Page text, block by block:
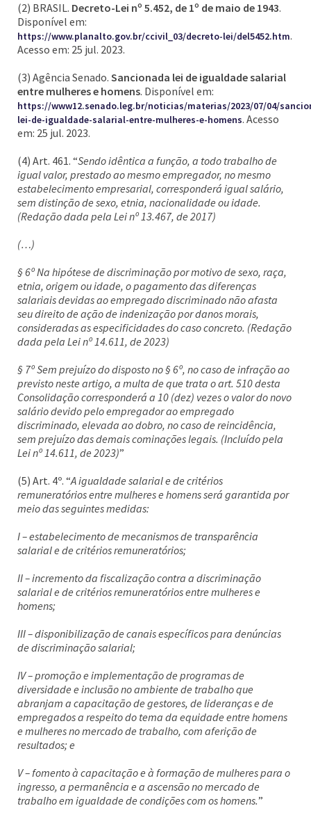
(2) BRASIL. Decreto-Lei nº 5.452, de 1º de maio de 1943.
Disponível em:
https://www.planalto.gov.br/ccivil_03/decreto-lei/del5452.htm.
Acesso em: 25 jul. 2023.
(3) Agência Senado. Sancionada lei de igualdade salarial
entre mulheres e homens. Disponível em:
https://www12.senado.leg.br/noticias/materias/2023/07/04/
lei-de-igualdade-salarial-entre-mulheres-e-homens. Acesso
em: 25 jul. 2023.
(4) Art. 461. “Sendo idêntica a função, a todo trabalho de
igual valor, prestado ao mesmo empregador, no mesmo
estabelecimento empresarial, corresponderá igual salário,
sem distinção de sexo, etnia, nacionalidade ou idade.
(Redação dada pela Lei nº 13.467, de 2017)
(…)
§ 6º Na hipótese de discriminação por motivo de sexo, raça,
etnia, origem ou idade, o pagamento das diferenças
salariais devidas ao empregado discriminado não afasta
seu direito de ação de indenização por danos morais,
consideradas as especificidades do caso concreto. (Redação
dada pela Lei nº 14.611, de 2023)
§ 7º Sem prejuízo do disposto no § 6º, no caso de infração ao
previsto neste artigo, a multa de que trata o art. 510 desta
Consolidação corresponderá a 10 (dez) vezes o valor do novo
salário devido pelo empregador ao empregado
discriminado, elevada ao dobro, no caso de reincidência,
sem prejuízo das demais cominações legais. (Incluído pela
Lei nº 14.611, de 2023)”
(5) Art. 4º. “A igualdade salarial e de critérios
remuneratórios entre mulheres e homens será garantida por
meio das seguintes medidas:
I – estabelecimento de mecanismos de transparência
salarial e de critérios remuneratórios;
II – incremento da fiscalização contra a discriminação
salarial e de critérios remuneratórios entre mulheres e
homens;
III – disponibilização de canais específicos para denúncias
de discriminação salarial;
IV – promoção e implementação de programas de
diversidade e inclusão no ambiente de trabalho que
abranjam a capacitação de gestores, de lideranças e de
empregados a respeito do tema da equidade entre homens
e mulheres no mercado de trabalho, com aferição de
resultados; e
V – fomento à capacitação e à formação de mulheres para o
ingresso, a permanência e a ascensão no mercado de
trabalho em igualdade de condições com os homens.”